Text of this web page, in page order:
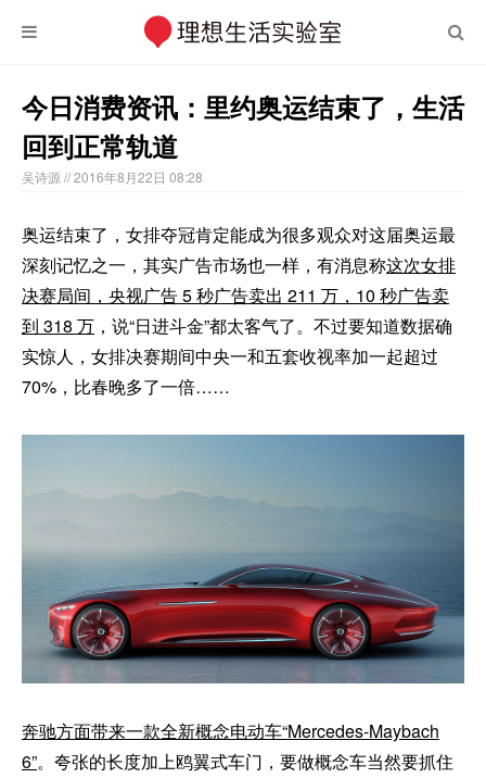
今日消费资讯：里约奥运结束了，生活
回到正常轨道
吴诗源 // 2016年8月22日 08:28
奥运结束了，女排夺冠肯定能成为很多观众对这届奥运最
深刻记忆之一，其实广告市场也一样，有消息称这次女排
决赛局间，央视广告 5 秒广告卖出 211 万，10 秒广告卖
到 318 万 ，说“日进斗金”都太客气了。不过要知道数据确
实惊人，女排决赛期间中央一和五套收视率加一起超过
70%，比春晚多了一倍……
奔驰方面带来一款全新概念电动车“Mercedes-Maybach
6”。夸张的长度加上鸥翼式车门，要做概念车当然要抓住